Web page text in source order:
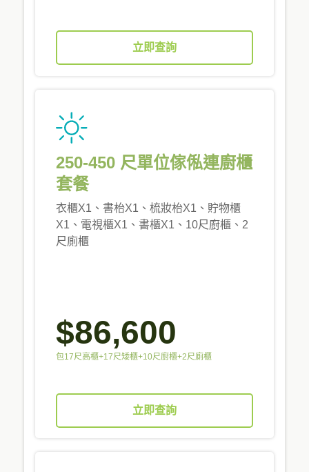
立即查詢
250-450 尺單位傢俬連廚櫃
套餐
衣櫃X1、書枱X1、梳妝枱X1、貯物櫃
X1、電視櫃X1、書櫃X1、10尺廚櫃、2
尺廁櫃
$86,600
包17尺高櫃+17尺矮櫃+10尺廚櫃+2尺廁櫃
立即查詢